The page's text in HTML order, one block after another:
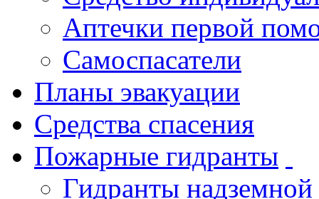
Аптечки первой
Самоспасатели
Планы эвакуации
Средства спасения
Пожарные гидранты
Гидранты